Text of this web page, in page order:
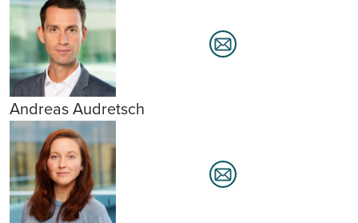
Andreas Audretsch